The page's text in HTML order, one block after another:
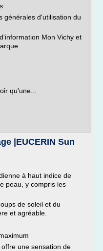
générales d'utilisation du
Mon Vichy et
qu'une...
|EUCERIN Sun
à haut indice de
peau, y compris les
de soleil et du
et agréable.
une sensation de